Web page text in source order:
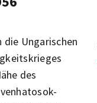
die Ungarischen